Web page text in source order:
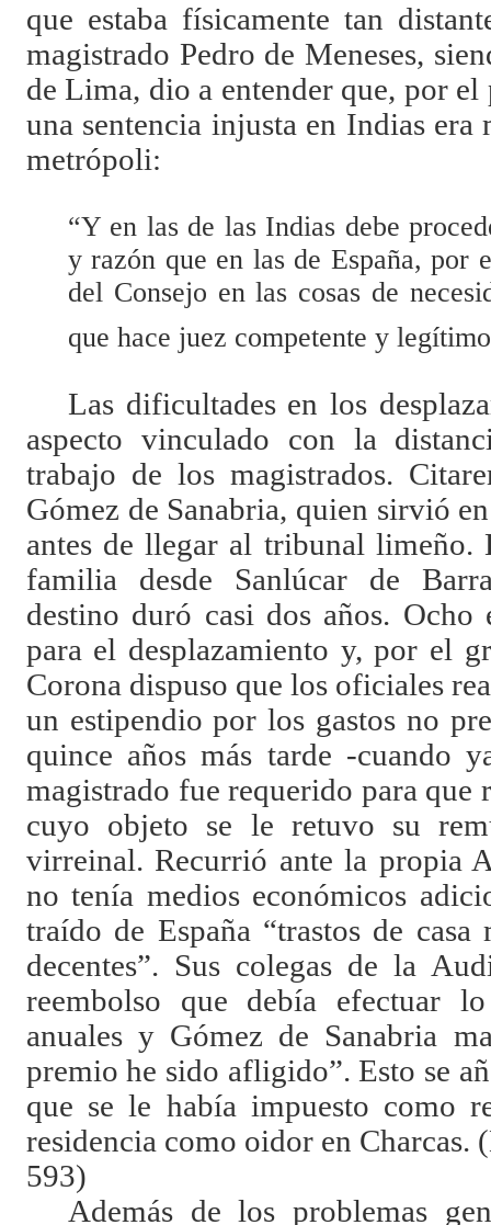
que estaba físicamente tan
magistrado Pedro de Meneses,
de Lima, dio a entender que, por
una sentencia injusta en Indias
metrópoli:
“Y en las de las Indias debe
y razón que en las de España, por
del Consejo en las cosas de
que hace juez competente y
Las dificultades en los
aspecto vinculado con la
trabajo de los magistrados.
Gómez de Sanabria, quien sirvió
antes de llegar al tribunal
familia desde Sanlúcar de
destino duró casi dos años. Ocho
para el desplazamiento y, por el
Corona dispuso que los oficiales
un estipendio por los gastos no
quince años más tarde -cuando
magistrado fue requerido para que
cuyo objeto se le retuvo su
virreinal. Recurrió ante la propia
no tenía medios económicos
traído de España “trastos de casa
decentes”. Sus colegas de la
reembolso que debía efectuar
anuales y Gómez de Sanabria
premio he sido afligido”. Esto se
que se le había impuesto como
residencia como oidor en
593)
Además de los problemas